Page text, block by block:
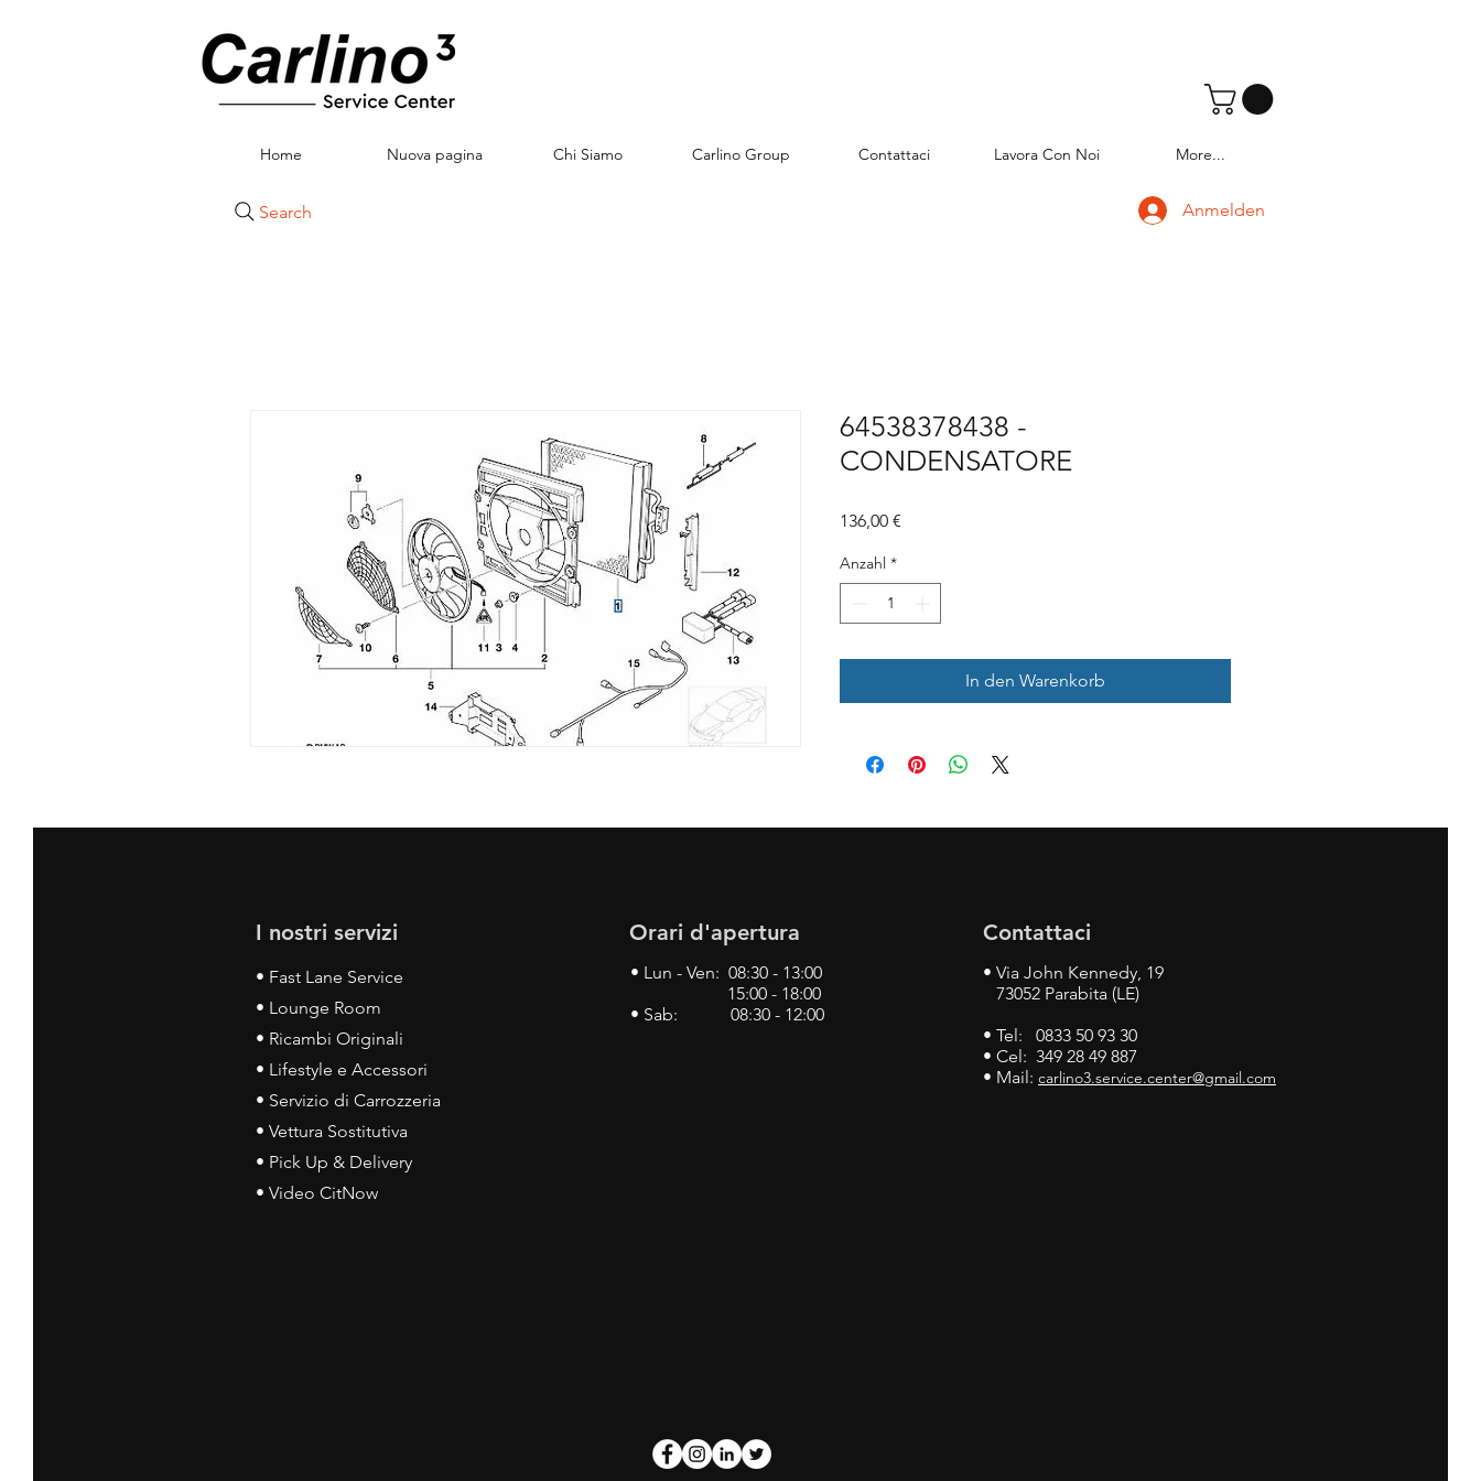
Home Nuova pagina Chi Siamo Carlino Group Contattaci Lavora Con Noi More...
Search Anmelden
64538378438 -
CONDENSATORE
136,00 €
Anzahl *
In den Warenkorb
I nostri servizi
• Fast Lane Service
• Lounge Room
• Ricambi Originali
• Lifestyle e Accessori
• Servizio di Carrozzeria
• Vettura Sostitutiva
• Pick Up & Delivery
• Video CitNow
Orari d'apertura
• Lun - Ven: 08:30 - 13:00
15:00 - 18:00
• Sab: 08:30 - 12:00
Contattaci
• Via John Kennedy, 19
73052 Parabita (LE)
• Tel: 0833 50 93 30
• Cel: 349 28 49 887
• Mail: carlino3.service.center@gmail.com